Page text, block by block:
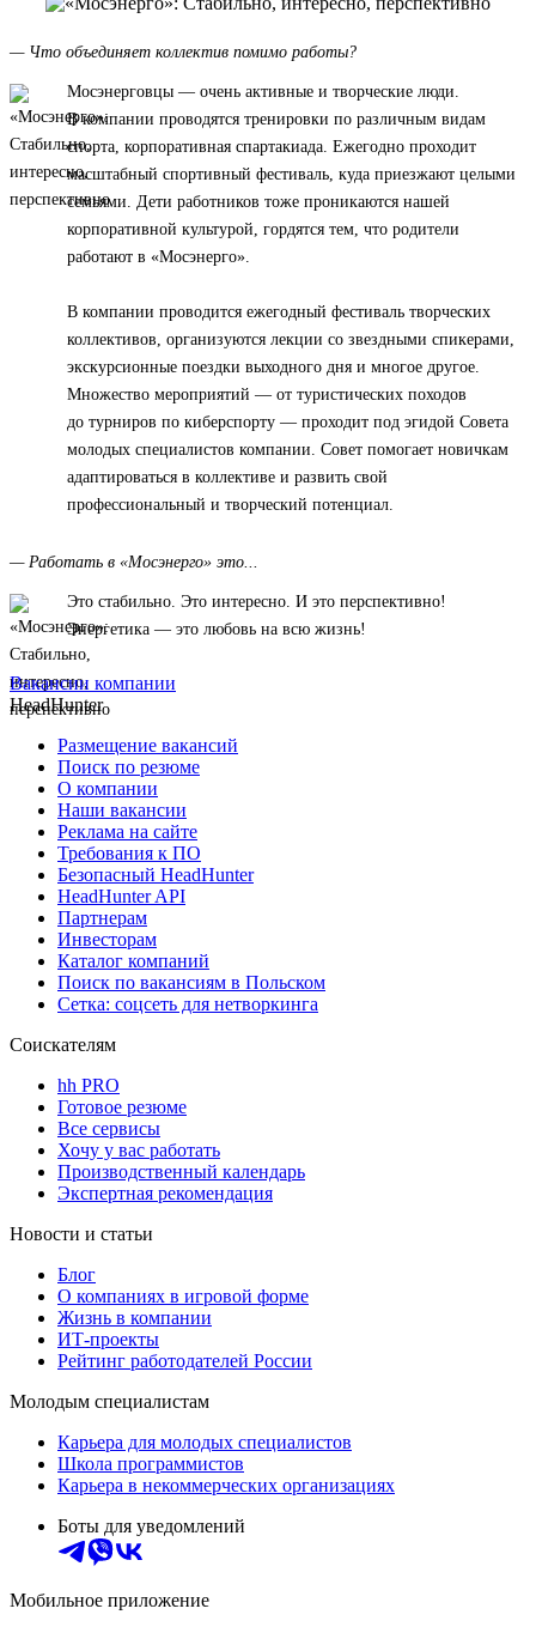
— Что объединяет коллектив помимо работы?
Мосэнерговцы — очень активные и творческие люди.
В компании проводятся тренировки по различным видам
спорта, корпоративная спартакиада. Ежегодно проходит
масштабный спортивный фестиваль, куда приезжают целыми
семьями. Дети работников тоже проникаются нашей
корпоративной культурой, гордятся тем, что родители
работают в «Мосэнерго».
В компании проводится ежегодный фестиваль творческих
коллективов, организуются лекции со звездными спикерами,
экскурсионные поездки выходного дня и многое другое.
Множество мероприятий — от туристических походов
до турниров по киберспорту — проходит под эгидой Совета
молодых специалистов компании. Совет помогает новичкам
адаптироваться в коллективе и развить свой
профессиональный и творческий потенциал.
— Работать в «Мосэнерго» это...
Это стабильно. Это интересно. И это перспективно!
Энергетика — это любовь на всю жизнь!
Вакансии компании
HeadHunter
Размещение вакансий
Поиск по резюме
О компании
Наши вакансии
Реклама на сайте
Требования к ПО
Безопасный HeadHunter
HeadHunter API
Партнерам
Инвесторам
Каталог компаний
Поиск по вакансиям в Польском
Сетка: соцсеть для нетворкинга
Соискателям
hh PRO
Готовое резюме
Все сервисы
Хочу у вас работать
Производственный календарь
Экспертная рекомендация
Новости и статьи
Блог
О компаниях в игровой форме
Жизнь в компании
ИТ-проекты
Рейтинг работодателей России
Молодым специалистам
Карьера для молодых специалистов
Школа программистов
Карьера в некоммерческих организациях
Боты для уведомлений
Мобильное приложение